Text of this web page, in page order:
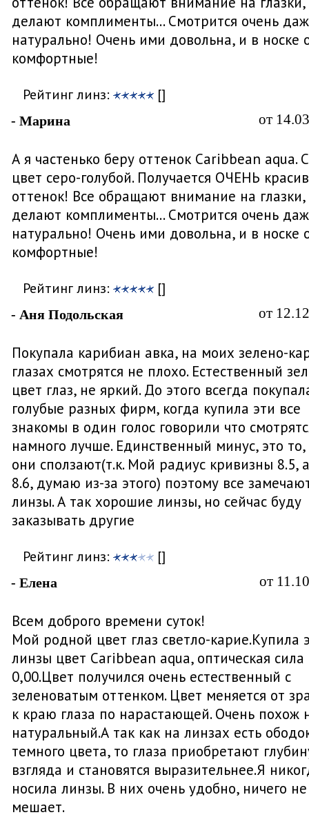
делают комплименты... Смотрится очень
натурально! Очень ими довольна, и в носке
комфортные!
Рейтинг линз: []
- Марина от
А я частенько беру оттенок Caribbean aqua.
цвет серо-голубой. Получается ОЧЕНЬ
оттенок! Все обращают внимание на глазки,
делают комплименты... Смотрится очень
натурально! Очень ими довольна, и в носке
комфортные!
Рейтинг линз: []
- Аня Подольская от
Покупала карибиан авка, на моих зелено-
глазах смотрятся не плохо. Естественный
цвет глаз, не яркий. До этого всегда
голубые разных фирм, когда купила эти все
знакомы в один голос говорили что
намного лучше. Единственный минус, это то,
они сползают(т.к. Мой радиус кривизны 8.5,
8.6, думаю из-за этого) поэтому все
линзы. А так хорошие линзы, но сейчас буду
заказывать другие
Рейтинг линз: []
- Елена от
Всем доброго времени суток!
Мой родной цвет глаз светло-карие.Купила
линзы цвет Caribbean aqua, оптическая сила
0,00.Цвет получился очень естественный с
зеленоватым оттенком. Цвет меняется от
к краю глаза по нарастающей. Очень похож
натуральный.А так как на линзах есть
темного цвета, то глаза приобретают
взгляда и становятся выразительнее.Я
носила линзы. В них очень удобно, ничего не
мешает.